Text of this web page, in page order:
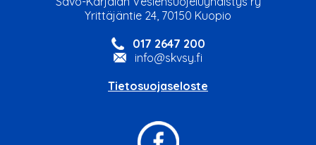
Yrittäjäntie 24, 70150 Kuopio
017 2647 200
info@skvsy.fi
Tietosuojaseloste